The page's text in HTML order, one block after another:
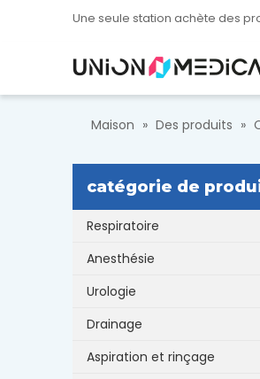
Une seule station achète des
Maison » Des produits »
catégorie de
Respiratoire
Anesthésie
Urologie
Drainage
Aspiration et rinçage